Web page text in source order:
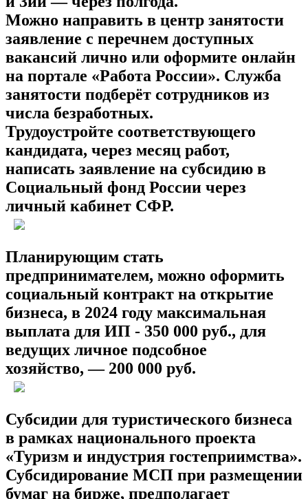
Можно направить в центр занятости
заявление с перечнем доступных
вакансий лично или оформите онлайн
на портале «Работа России». Служба
занятости подберёт сотрудников из
числа безработных.
Трудоустройте соответствующего
кандидата, через месяц работ,
написать заявление на субсидию в
Социальный фонд России через
личный кабинет СФР.
Планирующим стать
предпринимателем, можно оформить
социальный контракт на открытие
бизнеса, в 2024 году максимальная
выплата для ИП - 350 000 руб., для
ведущих личное подсобное
хозяйство, — 200 000 руб.
Субсидии для туристического бизнеса
в рамках национального проекта
«Туризм и индустрия гостеприимства».
Субсидирование МСП при размещении
бумаг на бирже, предполагает